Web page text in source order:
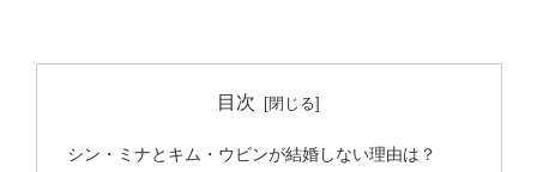
目次
シン・ミナとキム・ウビンが結婚しない理由は？